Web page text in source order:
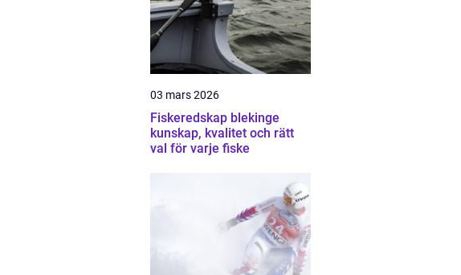
03 mars 2026
Fiskeredskap blekinge
kunskap, kvalitet och rätt
val för varje fiske